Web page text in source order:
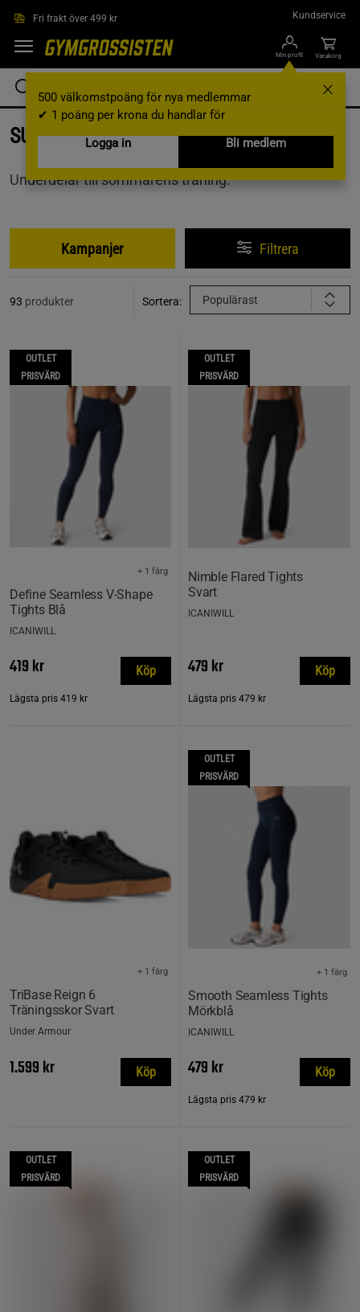
Fri frakt över 499 kr Kundservice
Min profil
500 välkomstpoäng för nya medlemmar
✔ 1 poäng per krona du handlar för
Logga in
Bli medlem
Varukorg
SUMMER SALE
Underdelar till sommarens träning.
Kampanjer Filtrera
93 produkter Sortera: Populärast
OUTLET
PRISVÄRD
Define Seamless V-Shape
Tights Blå
+ 1 färg
ICANIWILL
419 kr
Lägsta pris 419 kr
Köp
OUTLET
PRISVÄRD
Nimble Flared Tights
Svart
ICANIWILL
479 kr
Lägsta pris 479 kr
Köp
TriBase Reign 6
Träningsskor Svart
+ 1 färg
Under Armour
1.599 kr Köp
OUTLET
PRISVÄRD
Smooth Seamless Tights
Mörkblå
+ 1 färg
ICANIWILL
479 kr
Lägsta pris 479 kr
Köp
OUTLET
PRISVÄRD
OUTLET
PRISVÄRD